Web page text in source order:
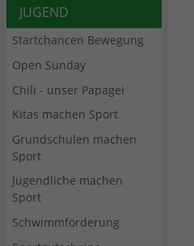
JUGEND
Startchancen Bewegung
Open Sunday
Chili - unser Papagei
Kitas machen Sport
Grundschulen machen
Sport
Jugendliche machen
Sport
Schwimmförderung